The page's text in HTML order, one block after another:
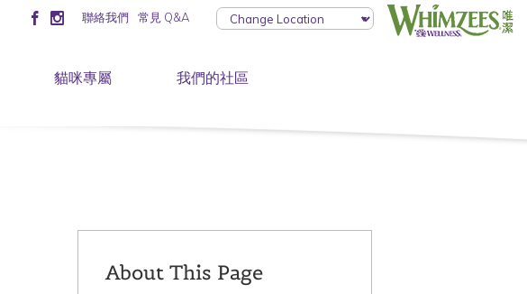
聯絡我們 常見 Q&A
貓咪專屬 我們的社區
About This Page